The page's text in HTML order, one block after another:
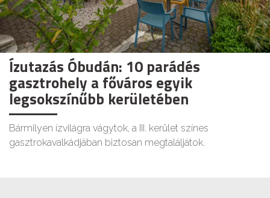
Ízutazás Óbudán: 10 parádés
gasztrohely a főváros egyik
legsokszínűbb kerületében
Bármilyen ízvilágra vágytok, a III. kerület színes
gasztrokavalkádjában biztosan megtaláljátok.